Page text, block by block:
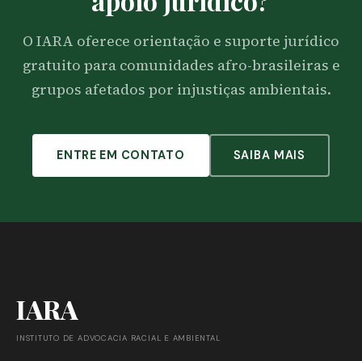
O IARA oferece orientação e suporte jurídico
gratuito para comunidades afro-brasileiras e
grupos afetados por injustiças ambientais.
ENTRE EM CONTATO SAIBA MAIS
IARA
INSTITUTO DE ADVOCACIA RACIAL E AMBIENTAL